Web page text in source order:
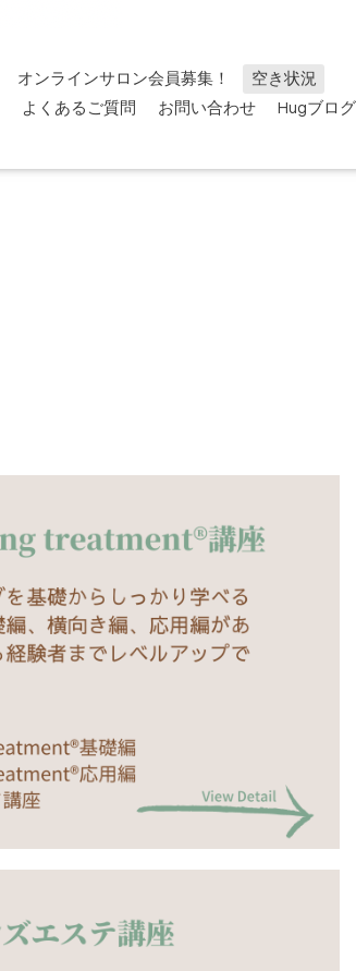
オンラインサロン会員募集！
空き状況
よくあるご質問 お問い合わせ
Hugブログ